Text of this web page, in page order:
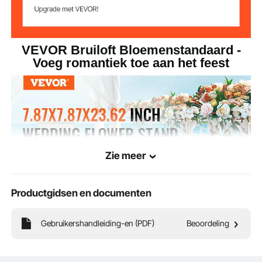
11,5 kg (25,35 lbs)
artikel
7,87 x 23,62 inch)
VEVOR Bruiloft Bloemenstandaard -
Voeg romantiek toe aan het feest
Zie meer
Productgidsen en documenten
Gebruikershandleiding-en (PDF) Beoordeling